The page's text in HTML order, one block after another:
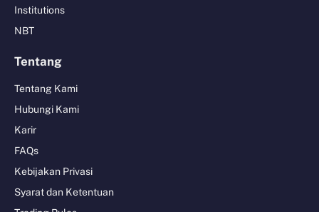
Institutions
NBT
Tentang
Tentang Kami
Hubungi Kami
Karir
FAQs
Kebijakan Privasi
Syarat dan Ketentuan